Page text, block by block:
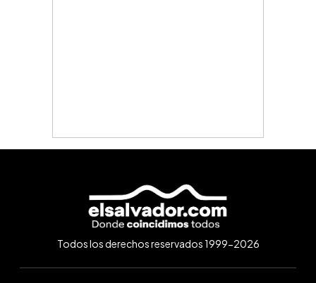
Todos los derechos reservados 1999-2026